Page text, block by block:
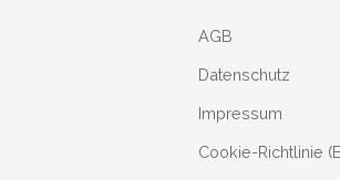
AGB
Datenschutz
Impressum
Cookie-Richtlinie